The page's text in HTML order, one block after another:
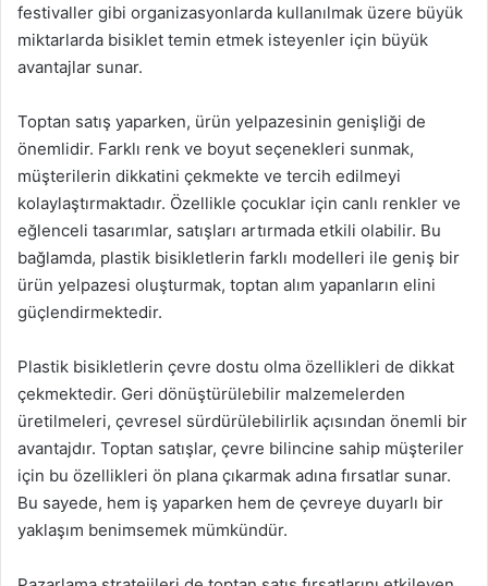
festivaller gibi organizasyonlarda kullanılmak üzere büyük
miktarlarda bisiklet temin etmek isteyenler için büyük
avantajlar sunar.
Toptan satış yaparken, ürün yelpazesinin genişliği de
önemlidir. Farklı renk ve boyut seçenekleri sunmak,
müşterilerin dikkatini çekmekte ve tercih edilmeyi
kolaylaştırmaktadır. Özellikle çocuklar için canlı renkler ve
eğlenceli tasarımlar, satışları artırmada etkili olabilir. Bu
bağlamda, plastik bisikletlerin farklı modelleri ile geniş bir
ürün yelpazesi oluşturmak, toptan alım yapanların elini
güçlendirmektedir.
Plastik bisikletlerin çevre dostu olma özellikleri de dikkat
çekmektedir. Geri dönüştürülebilir malzemelerden
üretilmeleri, çevresel sürdürülebilirlik açısından önemli bir
avantajdır. Toptan satışlar, çevre bilincine sahip müşteriler
için bu özellikleri ön plana çıkarmak adına fırsatlar sunar.
Bu sayede, hem iş yaparken hem de çevreye duyarlı bir
yaklaşım benimsemek mümkündür.